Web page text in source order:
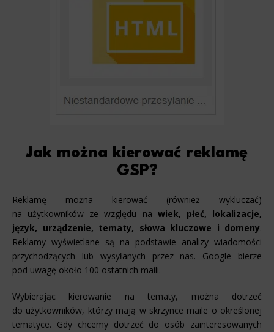
Jak można kierować reklamę
GSP?
Reklamę można kierować (również wykluczać)
na użytkowników ze względu na wiek, płeć, lokalizacje,
język, urządzenie, tematy, słowa kluczowe i domeny.
Reklamy wyświetlane są na podstawie analizy wiadomości
przychodzących lub wysyłanych przez nas. Google bierze
pod uwagę około 100 ostatnich maili.
Wybierając kierowanie na tematy, można dotrzeć
do użytkowników, którzy mają w skrzynce maile o określonej
tematyce. Gdy chcemy dotrzeć do osób zainteresowanych